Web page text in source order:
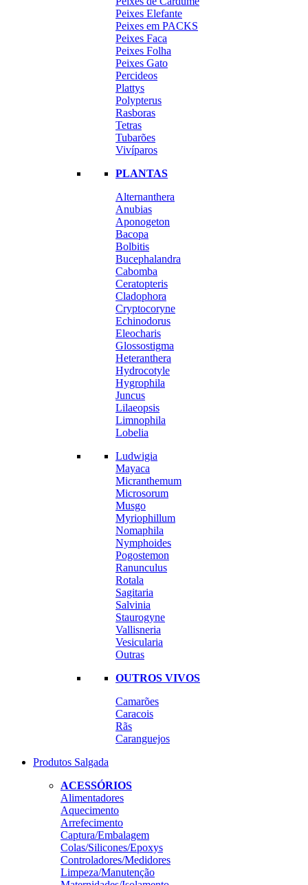
Peixes Elefante
Peixes em PACKS
Peixes Faca
Peixes Folha
Peixes Gato
Percideos
Plattys
Polypterus
Rasboras
Tetras
Tubarões
Vivíparos
PLANTAS
Alternanthera
Anubias
Aponogeton
Bacopa
Bolbitis
Bucephalandra
Cabomba
Ceratopteris
Cladophora
Cryptocoryne
Echinodorus
Eleocharis
Glossostigma
Heteranthera
Hydrocotyle
Hygrophila
Juncus
Lilaeopsis
Limnophila
Lobelia
Ludwigia
Mayaca
Micranthemum
Microsorum
Musgo
Myriophillum
Nomaphila
Nymphoides
Pogostemon
Ranunculus
Rotala
Sagitaria
Salvinia
Staurogyne
Vallisneria
Vesicularia
Outras
OUTROS VIVOS
Camarões
Caracois
Rãs
Caranguejos
Produtos Salgada
ACESSÓRIOS
Alimentadores
Aquecimento
Arrefecimento
Captura/Embalagem
Colas/Silicones/Epoxys
Controladores/Medidores
Limpeza/Manutenção